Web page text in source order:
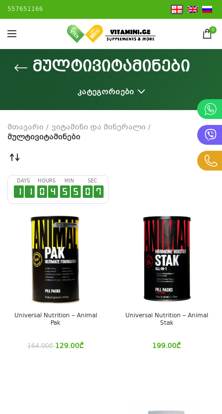
557651166
0
მულტივიტამინები
ᲙᲐᲢᲔᲒᲝᲠᲘᲔᲑᲘ
მთავარი
ვიტამინი და მინერალი
მულტივიტამინები
DAYS
1 1
HOURS
0 4
MIN
5 5
SEC
0 6
Universal Nutrition – Animal
Pak
164.00₾ 129.00₾
Universal Nutrition – Animal
Stak
199.00₾